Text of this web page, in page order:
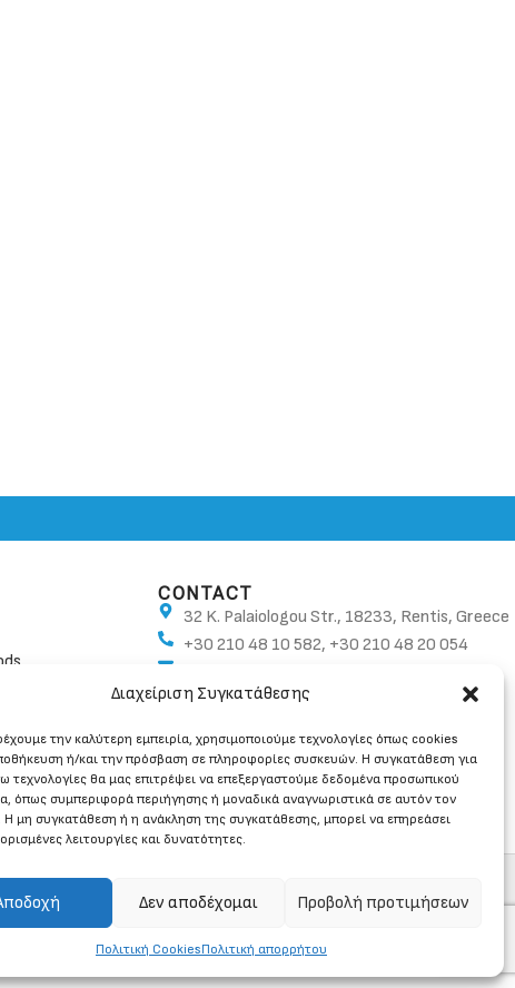
Διαχείριση Συγκατάθεσης
την καλύτερη εμπειρία, χρησιμοποιούμε τεχνολογίες όπως cookies
ή/και την πρόσβαση σε πληροφορίες συσκευών. Η συγκατάθεση για
τεχνολογίες θα μας επιτρέψει να επεξεργαστούμε δεδομένα προσωπικού
όπως συμπεριφορά περιήγησης ή μοναδικά αναγνωριστικά σε αυτόν τον
Η μη συγκατάθεση ή η ανάκληση της συγκατάθεσης, μπορεί να επηρεάσει
λειτουργίες και δυνατότητες.
Δεν αποδέχομαι Προβολή προτιμήσεων
Πολιτική CookiesΠολιτική απορρήτου
CONTACT
32 K. Palaiologou Str., 18233, Rentis, Greece
+30 210 48 10 582, +30 210 48 20 054